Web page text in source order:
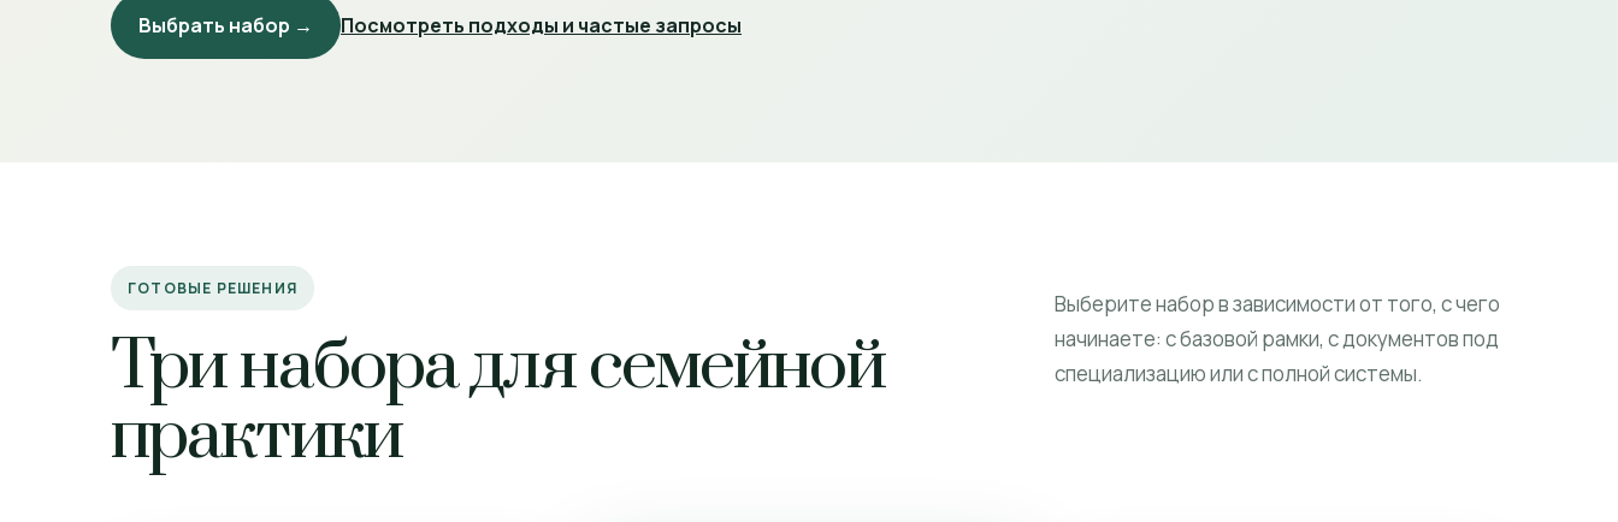
Выбрать набор → Посмотреть подходы и частые запросы
ГОТОВЫЕ РЕШЕНИЯ
Три набора для семейной
практики
Выберите набор в зависимости от того, с чего
начинаете: с базовой рамки, с документов под
специализацию или с полной системы.